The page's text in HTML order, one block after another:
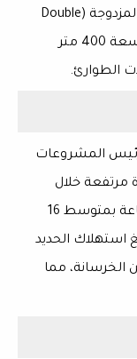
الارتفاعات المزدوجة (Double
400 متر
الطوارئ.
المشروعات
مرتفعة خلال
ساعات العمل 5,835 ساعة بمتوسط 16
استهلاك الحديد
، مما